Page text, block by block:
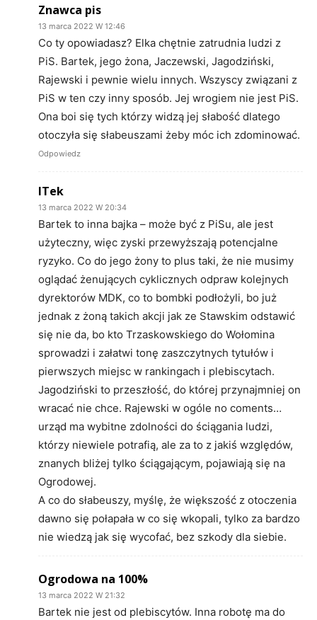
Znawca pis
13 marca 2022 W 12:46
Co ty opowiadasz? Elka chętnie zatrudnia ludzi z
PiS. Bartek, jego żona, Jaczewski, Jagodziński,
Rajewski i pewnie wielu innych. Wszyscy związani z
PiS w ten czy inny sposób. Jej wrogiem nie jest PiS.
Ona boi się tych którzy widzą jej słabość dlatego
otoczyła się słabeuszami żeby móc ich zdominować.
Odpowiedz
ITek
13 marca 2022 W 20:34
Bartek to inna bajka – może być z PiSu, ale jest
użyteczny, więc zyski przewyższają potencjalne
ryzyko. Co do jego żony to plus taki, że nie musimy
oglądać żenujących cyklicznych odpraw kolejnych
dyrektorów MDK, co to bombki podłożyli, bo już
jednak z żoną takich akcji jak ze Stawskim odstawić
się nie da, bo kto Trzaskowskiego do Wołomina
sprowadzi i załatwi tonę zaszczytnych tytułów i
pierwszych miejsc w rankingach i plebiscytach.
Jagodziński to przeszłość, do której przynajmniej on
wracać nie chce. Rajewski w ogóle no coments…
urząd ma wybitne zdolności do ściągania ludzi,
którzy niewiele potrafią, ale za to z jakiś względów,
znanych bliżej tylko ściągającym, pojawiają się na
Ogrodowej.
A co do słabeuszy, myślę, że większość z otoczenia
dawno się połapała w co się wkopali, tylko za bardzo
nie wiedzą jak się wycofać, bez szkody dla siebie.
Ogrodowa na 100%
13 marca 2022 W 21:32
Bartek nie jest od plebiscytów. Inna robotę ma do